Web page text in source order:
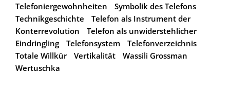
Telefoniergewohnheiten
Symbolik des Telefons
Technikgeschichte
Telefon als Instrument der
Konterrevolution
Telefon als unwiderstehlicher
Eindringling
Telefonsystem
Telefonverzeichnis
Totale Willkür
Vertikalität
Wassili Grossman
Wertuschka